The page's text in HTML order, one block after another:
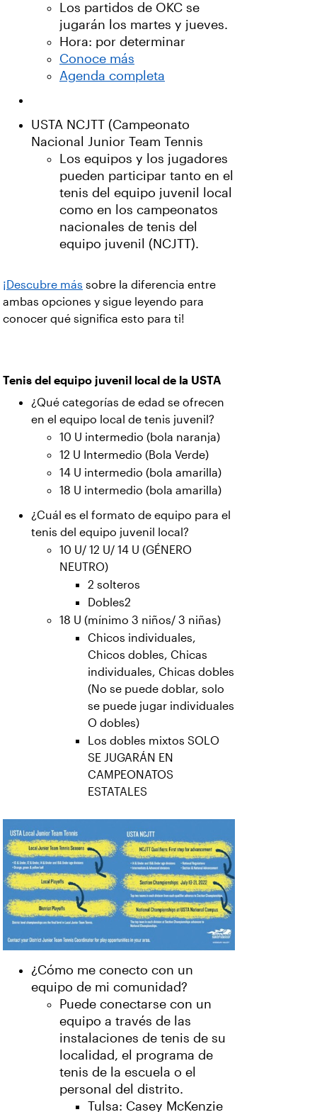
Los partidos de OKC se
jugarán los martes y jueves.
Hora: por determinar
Conoce más
Agenda completa
USTA NCJTT (Campeonato
Nacional Junior Team Tennis
Los equipos y los jugadores
pueden participar tanto en el
tenis del equipo juvenil local
como en los campeonatos
nacionales de tenis del
equipo juvenil (NCJTT).
¡Descubre más sobre la diferencia entre
ambas opciones y sigue leyendo para
conocer qué significa esto para ti!
Tenis del equipo juvenil local de la USTA
¿Qué categorías de edad se ofrecen
en el equipo local de tenis juvenil?
10 U intermedio (bola naranja)
12 U Intermedio (Bola Verde)
14 U intermedio (bola amarilla)
18 U intermedio (bola amarilla)
¿Cuál es el formato de equipo para el
tenis del equipo juvenil local?
10 U/ 12 U/ 14 U (GÉNERO
NEUTRO)
2 solteros
Dobles2
18 U (mínimo 3 niños/ 3 niñas)
Chicos individuales,
Chicos dobles, Chicas
individuales, Chicas dobles
(No se puede doblar, solo
se puede jugar individuales
O dobles)
Los dobles mixtos SOLO
SE JUGARÁN EN
CAMPEONATOS
ESTATALES
¿Cómo me conecto con un
equipo de mi comunidad?
Puede conectarse con un
equipo a través de las
instalaciones de tenis de su
localidad, el programa de
tenis de la escuela o el
personal del distrito.
Tulsa: Casey McKenzie